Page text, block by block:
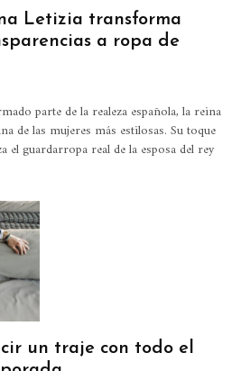
Letizia transforma
a ropa de
parte de la realeza española, la reina
de las mujeres más estilosas. Su toque
guardarropa real de la esposa del rey
un traje con todo el